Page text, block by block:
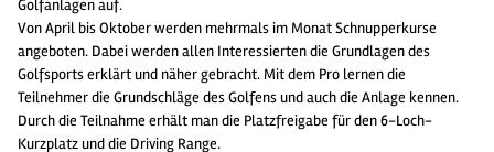
Golfanlagen auf.
Von April bis Oktober werden mehrmals im Monat Schnupperkurse
angeboten. Dabei werden allen Interessierten die Grundlagen des
Golfsports erklärt und näher gebracht. Mit dem Pro lernen die
Teilnehmer die Grundschläge des Golfens und auch die Anlage kennen.
Durch die Teilnahme erhält man die Platzfreigabe für den 6-Loch-
Kurzplatz und die Driving Range.